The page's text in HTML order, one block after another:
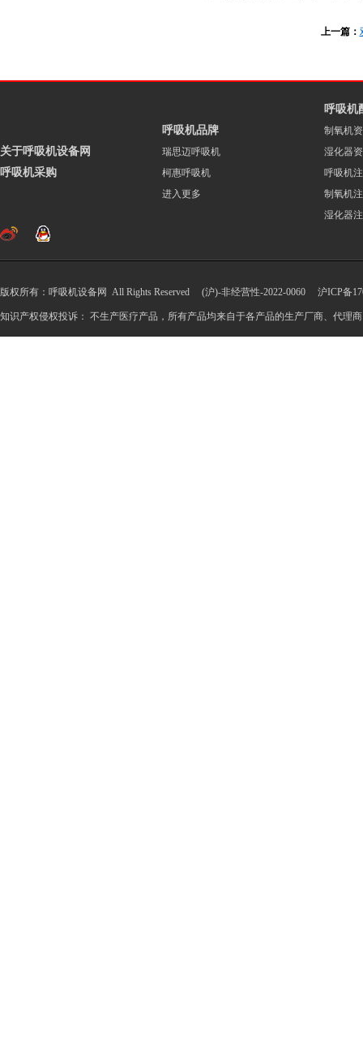
上一篇：
关于呼吸机设备网
呼吸机采购
呼吸机品牌
瑞思迈呼吸机
柯惠呼吸机
进入更多
呼吸机
制氧机
湿化器
呼吸机
制氧机
湿化器
版权所有：呼吸机设备网 All Rights Reserved (沪)-非经营性-2022-0060 沪ICP备
知识产权侵权投诉： 不生产医疗产品，所有产品均来自于各产品的生产厂商、代理